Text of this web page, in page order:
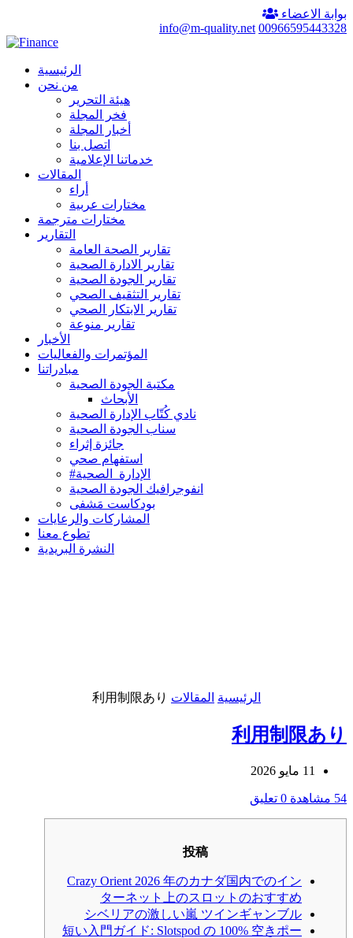
بوابة الاعضاء
00966595443328
info@m-quality.net
الرئيسية
من نحن
هيئة التحرير
فخر المجلة
أخبار المجلة
اتصل بنا
خدماتنا الإعلامية
المقالات
أراء
مختارات عربية
مختارات مترجمة
التقارير
تقارير الصحة العامة
تقارير الادارة الصحية
تقارير الجودة الصحية
تقارير التثقيف الصحي
تقارير الابتكار الصحي
تقارير منوعة
الأخبار
المؤتمرات والفعاليات
مبادراتنا
مكتبة الجودة الصحية
الأبحاث
نادي كُتّاب الإدارة الصحية
سناب الجودة الصحية
جائزة إثراء
استفهام صحي
#الإدارة_الصحية
انفوجرافيك الجودة الصحية
بودكاست مَشفى
المشاركات والرعايات
تطوع معنا
النشرة البريدية
الرئيسية المقالات 利用制限あり
利用制限あり
11 مايو 2026
54 مشاهدة 0 تعليق
投稿
Crazy Orient 2026 年のカナダ国内でのイン
ターネット上のスロットのおすすめ
シベリアの激しい嵐 ツインギャンブル
短い入門ガイド: Slotspod の 100% 空きポー